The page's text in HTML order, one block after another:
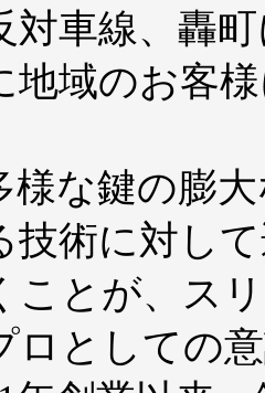
対車線、轟
地域のお客
な鍵の膨
技術に対し
ことが、ス
ロとしての